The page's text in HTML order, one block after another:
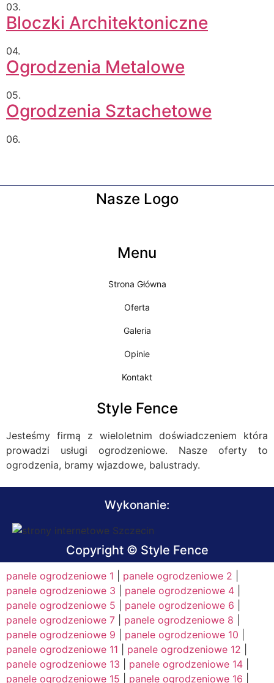
03.
Bloczki Architektoniczne
04.
Ogrodzenia Metalowe
05.
Ogrodzenia Sztachetowe
06.
Nasze Logo
Menu
Strona Główna
Oferta
Galeria
Opinie
Kontakt
Style Fence
Jesteśmy firmą z wieloletnim doświadczeniem która
prowadzi usługi ogrodzeniowe. Nasze oferty to
ogrodzenia, bramy wjazdowe, balustrady.
Wykonanie:
Copyright © Style Fence
panele ogrodzeniowe 1 panele ogrodzeniowe 2
panele ogrodzeniowe 3
panele ogrodzeniowe 4
panele ogrodzeniowe 5
panele ogrodzeniowe 6
panele ogrodzeniowe 7
panele ogrodzeniowe 8
panele ogrodzeniowe 9
panele ogrodzeniowe 10
panele ogrodzeniowe 11
panele ogrodzeniowe 12
panele ogrodzeniowe 13
panele ogrodzeniowe 14
panele ogrodzeniowe 15
panele ogrodzeniowe 16